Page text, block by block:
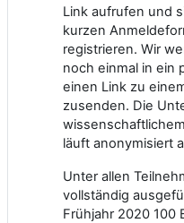
Link aufrufen und
kurzen
registrieren. Wir
noch einmal in ein
einen Link zu
zusenden. Die
läuft anonymisiert
Unter allen
vollständig
Frühjahr 2020 100